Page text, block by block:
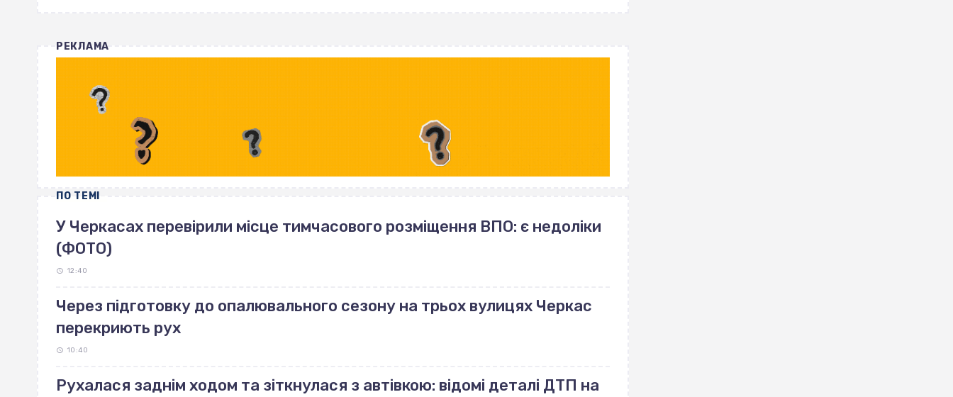
РЕКЛАМА
ПО ТЕМІ
У Черкасах перевірили місце тимчасового розміщення ВПО: є недоліки
(ФОТО)
12:40
Через підготовку до опалювального сезону на трьох вулицях Черкас
перекриють рух
10:40
Рухалася заднім ходом та зіткнулася з автівкою: відомі деталі ДТП на